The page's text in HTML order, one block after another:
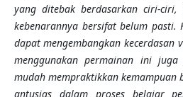
yang ditebak berdasarkan ciri-
kebenarannya bersifat belum
dapat mengembangkan kecerdasan
menggunakan permainan ini
mudah mempraktikkan kemampuan
antusias dalam proses belajar